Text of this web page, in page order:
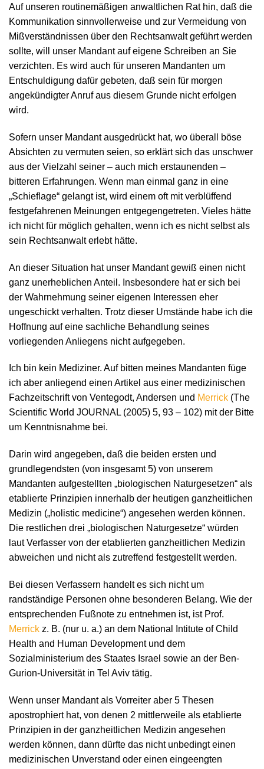
Auf unseren routinemäßigen anwaltlichen Rat hin, daß die
Kommunikation sinnvollerweise und zur Vermeidung von
Mißverständnissen über den Rechtsanwalt geführt werden
sollte, will unser Mandant auf eigene Schreiben an Sie
verzichten. Es wird auch für unseren Mandanten um
Entschuldigung dafür gebeten, daß sein für morgen
angekündigter Anruf aus diesem Grunde nicht erfolgen
wird.
Sofern unser Mandant ausgedrückt hat, wo überall böse
Absichten zu vermuten seien, so erklärt sich das unschwer
aus der Vielzahl seiner – auch mich erstaunenden –
bitteren Erfahrungen. Wenn man einmal ganz in eine
„Schieflage“ gelangt ist, wird einem oft mit verblüffend
festgefahrenen Meinungen entgegengetreten. Vieles hätte
ich nicht für möglich gehalten, wenn ich es nicht selbst als
sein Rechtsanwalt erlebt hätte.
An dieser Situation hat unser Mandant gewiß einen nicht
ganz unerheblichen Anteil. Insbesondere hat er sich bei
der Wahrnehmung seiner eigenen Interessen eher
ungeschickt verhalten. Trotz dieser Umstände habe ich die
Hoffnung auf eine sachliche Behandlung seines
vorliegenden Anliegens nicht aufgegeben.
Ich bin kein Mediziner. Auf bitten meines Mandanten füge
ich aber anliegend einen Artikel aus einer medizinischen
Fachzeitschrift von Ventegodt, Andersen und Merrick (The
Scientific World JOURNAL (2005) 5, 93 – 102) mit der Bitte
um Kenntnisnahme bei.
Darin wird angegeben, daß die beiden ersten und
grundlegendsten (von insgesamt 5) von unserem
Mandanten aufgestellten „biologischen Naturgesetzen“ als
etablierte Prinzipien innerhalb der heutigen ganzheitlichen
Medizin („holistic medicine“) angesehen werden können.
Die restlichen drei „biologischen Naturgesetze“ würden
laut Verfasser von der etablierten ganzheitlichen Medizin
abweichen und nicht als zutreffend festgestellt werden.
Bei diesen Verfassern handelt es sich nicht um
randständige Personen ohne besonderen Belang. Wie der
entsprechenden Fußnote zu entnehmen ist, ist Prof.
Merrick z. B. (nur u. a.) an dem National Intitute of Child
Health and Human Development und dem
Sozialministerium des Staates Israel sowie an der Ben-
Gurion-Universität in Tel Aviv tätig.
Wenn unser Mandant als Vorreiter aber 5 Thesen
apostrophiert hat, von denen 2 mittlerweile als etablierte
Prinzipien in der ganzheitlichen Medizin angesehen
werden können, dann dürfte das nicht unbedingt einen
medizinischen Unverstand oder einen eingeengten